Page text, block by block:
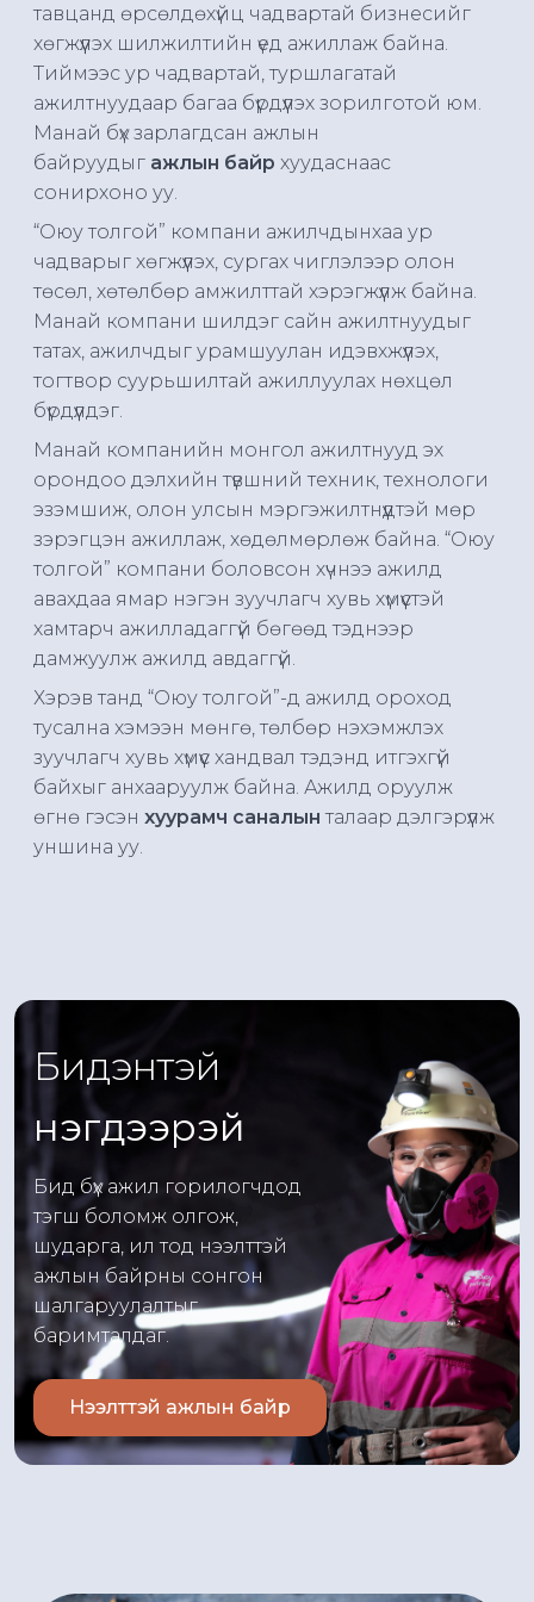
тавцанд өрсөлдөхүйц чадвартай бизнесийг
хөгжүүлэх шилжилтийн үед ажиллаж байна.
Тиймээс ур чадвартай, туршлагатай
ажилтнуудаар багаа бүрдүүлэх зорилготой юм.
Манай бүх зарлагдсан ажлын
байруудыг ажлын байр хуудаснаас
сонирхоно уу.
“Оюу толгой” компани ажилчдынхаа ур
чадварыг хөгжүүлэх, сургах чиглэлээр олон
төсөл, хөтөлбөр амжилттай хэрэгжүүлж байна.
Манай компани шилдэг сайн ажилтнуудыг
татах, ажилчдыг урамшуулан идэвхжүүлэх,
тогтвор суурьшилтай ажиллуулах нөхцөл
бүрдүүлдэг.
Манай компанийн монгол ажилтнууд эх
орондоо дэлхийн түвшний техник, технологи
эзэмшиж, олон улсын мэргэжилтнүүдтэй мөр
зэрэгцэн ажиллаж, хөдөлмөрлөж байна. “Оюу
толгой” компани боловсон хүчнээ ажилд
авахдаа ямар нэгэн зуучлагч хувь хүмүүстэй
хамтарч ажилладаггүй бөгөөд тэднээр
дамжуулж ажилд авдаггүй.
Хэрэв танд “Оюу толгой”-д ажилд ороход
тусална хэмээн мөнгө, төлбөр нэхэмжлэх
зуучлагч хувь хүмүүс хандвал тэдэнд итгэхгүй
байхыг анхааруулж байна. Ажилд оруулж
өгнө гэсэн хуурамч саналын талаар дэлгэрүүлж
уншина уу.
Бидэнтэй
нэгдээрэй
Бид бүх ажил горилогчдод
тэгш боломж олгож,
шударга, ил тод нээлттэй
ажлын байрны сонгон
шалгаруулалтыг
баримталдаг.
Нээлттэй ажлын байр